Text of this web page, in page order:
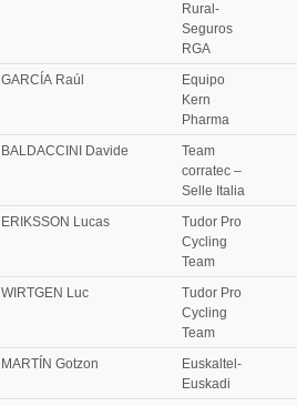
Rural-
Seguros
RGA
GARCÍA Raúl
Equipo
Kern
Pharma
BALDACCINI Davide
Team
corratec –
Selle Italia
ERIKSSON Lucas
Tudor Pro
Cycling
Team
WIRTGEN Luc
Tudor Pro
Cycling
Team
MARTÍN Gotzon
Euskaltel-
Euskadi